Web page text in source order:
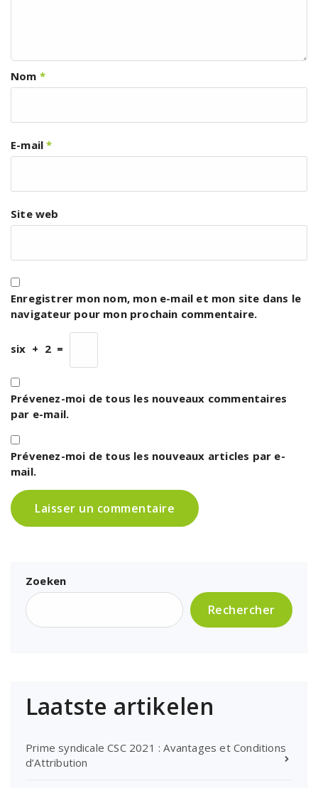
Nom *
E-mail*
Site web
Enregistrer mon nom, mon e-mail et mon site dans le
navigateur pour mon prochain commentaire.
six + 2 =
Prévenez-moi de tous les nouveaux commentaires
par e-mail.
Prévenez-moi de tous les nouveaux articles par e-
mail.
Zoeken
Rechercher
Laatste artikelen
Prime syndicale CSC 2021 : Avantages et Conditions
d’Attribution